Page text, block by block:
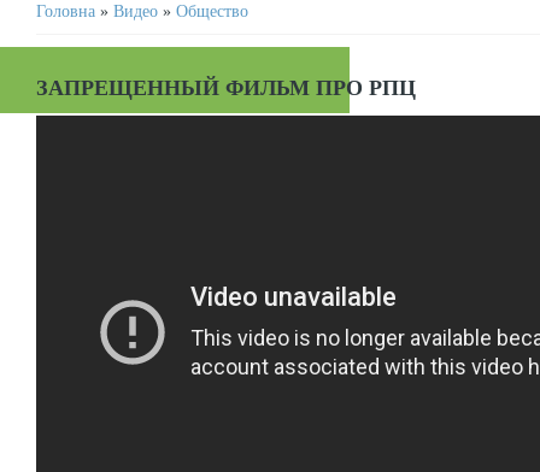
Головна » Видео » Общество
ЗАПРЕЩЕННЫЙ ФИЛЬМ ПРО РПЦ